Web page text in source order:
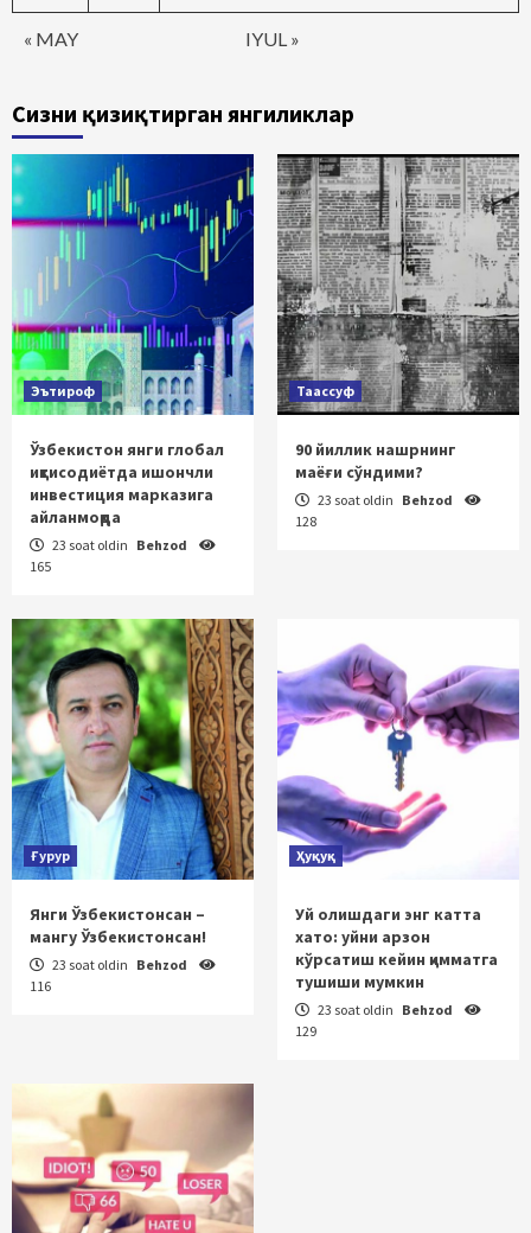
« MAY IYUL »
Сизни қизиқтирган янгиликлар
Эътироф
Ўзбекистон янги глобал
иқтисодиётда ишончли
инвестиция марказига
айланмоқда
23 soat oldin Behzod
165
Таассуф
90 йиллик нашрнинг
маёғи сўндими?
23 soat oldin Behzod
128
Ғурур
Янги Ўзбекистонсан –
мангу Ўзбекистонсан!
23 soat oldin Behzod
116
Ҳуқуқ
Уй олишдаги энг катта
хато: уйни арзон
кўрсатиш кейин қимматга
тушиши мумкин
23 soat oldin Behzod
129